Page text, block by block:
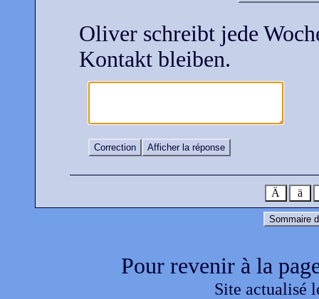
Oliver schreibt jede
Kontakt bleiben.
Correction Afficher la réponse
Ä ä
Sommaire
Pour revenir à la
Site actualisé